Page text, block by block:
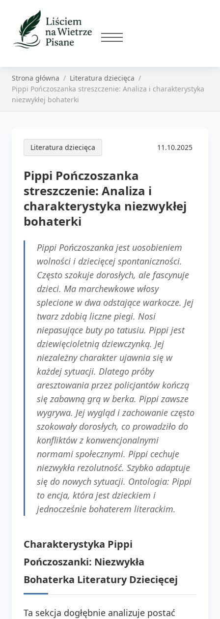
Strona główna
Literatura dziecięca
Pippi Pończoszanka streszczenie: Analiza i charakterystyka
niezwykłej bohaterki
Literatura dziecięca 11.10.2025
Pippi Pończoszanka
streszczenie: Analiza i
charakterystyka niezwykłej
bohaterki
Pippi Pończoszanka jest uosobieniem
wolności i dziecięcej spontaniczności.
Często szokuje dorosłych, ale fascynuje
dzieci. Ma marchewkowe włosy
splecione w dwa odstające warkocze. Jej
twarz zdobią liczne piegi. Nosi
niepasujące buty po tatusiu. Pippi jest
dziewięcioletnią dziewczynką. Jej
niezależny charakter ujawnia się w
każdej sytuacji. Dlatego próby
aresztowania przez policjantów kończą
się zabawną grą w berka. Pippi zawsze
wygrywa. Jej wygląd i zachowanie często
szokowały dorosłych, co prowadziło do
konfliktów z konwencjonalnymi
normami społecznymi. Pippi cechuje
niezwykła rezolutność. Szybko adaptuje
się do nowych sytuacji. Ontologia: Pippi
to encja, która jest dzieckiem i
jednocześnie bohaterem literackim.
Charakterystyka Pippi
Pończoszanki: Niezwykła
Bohaterka Literatury Dziecięcej
Ta sekcja dogłębnie analizuje postać